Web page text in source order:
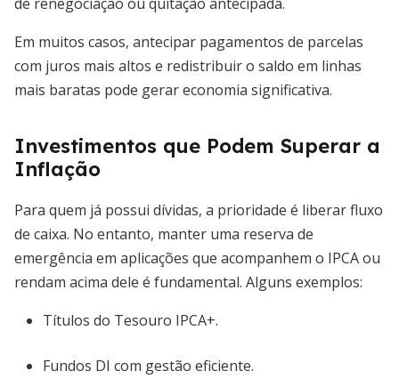
Em muitos casos, antecipar pagamentos de parcelas
com juros mais altos e redistribuir o saldo em linhas
mais baratas pode gerar economia significativa.
Investimentos que Podem Superar a
Inflação
Para quem já possui dívidas, a prioridade é liberar fluxo
de caixa. No entanto, manter uma reserva de
emergência em aplicações que acompanhem o IPCA ou
rendam acima dele é fundamental. Alguns exemplos:
Títulos do Tesouro IPCA+.
Fundos DI com gestão eficiente.